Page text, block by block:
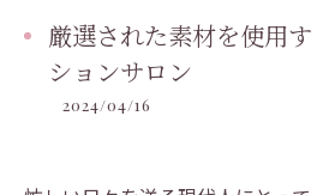
厳選された素材を使用
ションサロン
2024/04/16